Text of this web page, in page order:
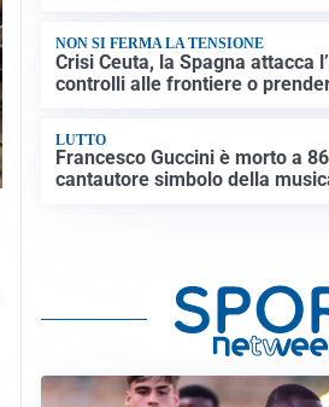
NON SI FERMA LA TENSIONE
Crisi Ceuta, la Spagna attacca
controlli alle frontiere o
LUTTO
Francesco Guccini è morto a
cantautore simbolo della